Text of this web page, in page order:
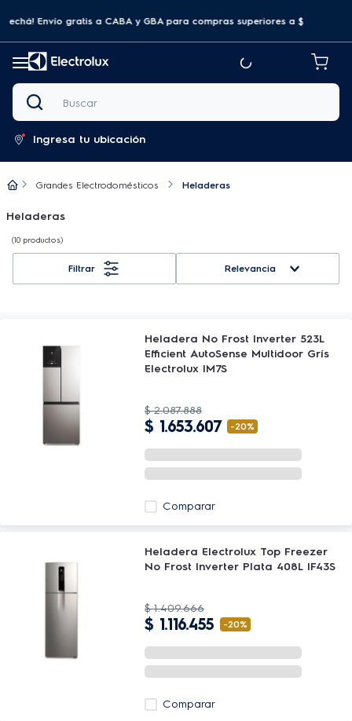
Envío gratis a CABA y GBA para compras superiores a $69.999
Buscar
Ingresa tu ubicación
Grandes Electrodomésticos Heladeras
Heladeras
10 productos
Relevancia
Heladera No Frost Inverter 523L
Efficient AutoSense Multidoor Grís
Electrolux IM7S
$ 2.087.888
$ 1.653.607 -20%
Comparar
Heladera Electrolux Top Freezer
No Frost Inverter Plata 408L IF43S
$ 1.409.666
$ 1.116.455 -20%
Comparar